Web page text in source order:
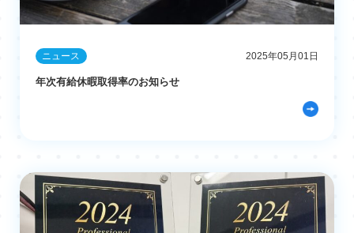
ニュース 2025年05月01日
年次有給休暇取得率のお知らせ